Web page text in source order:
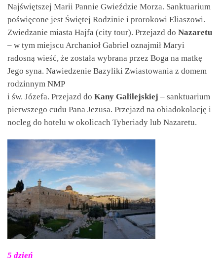
Najświętszej Marii Pannie Gwieździe Morza. Sanktuarium
poświęcone jest Świętej Rodzinie i prorokowi Eliaszowi.
Zwiedzanie miasta Hajfa (city tour). Przejazd do Nazaretu
– w tym miejscu Archanioł Gabriel oznajmił Maryi
radosną wieść, że została wybrana przez Boga na matkę
Jego syna. Nawiedzenie Bazyliki Zwiastowania z domem
rodzinnym NMP
i św. Józefa. Przejazd do Kany Galilejskiej – sanktuarium
pierwszego cudu Pana Jezusa. Przejazd na obiadokolację i
nocleg do hotelu w okolicach Tyberiady lub Nazaretu.
5 dzień